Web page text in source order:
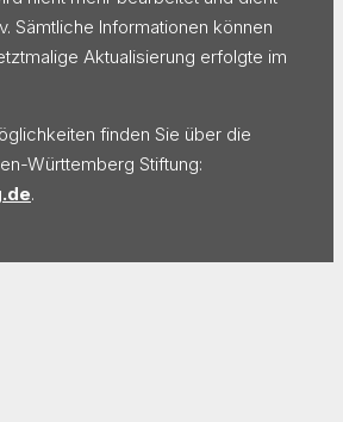
Sämtliche Informationen können
Aktualisierung erfolgte im
finden Sie über die
Württemberg Stiftung:
.